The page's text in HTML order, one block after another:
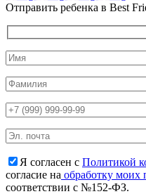
Отправить ребенка в Best
Я согласен с Политикой
согласие на обработку моих
соответствии с №152-ФЗ.